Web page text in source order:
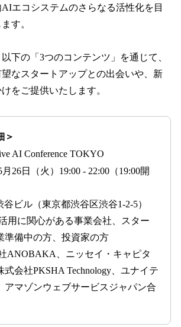
エコシステムのさらなる活性化を目
す。
下の「3つのコンテンツ」を通じて、
なスタートアップとの出会いや、新
をご提供いたします。
＞
AI Conference TOKYO
26日（火）19:00 - 22:00（19:00開
谷ビル（東京都渋谷区渋谷1-2-5）
用に関心がある事業会社、スター
準備中の方、投資家の方
ANOBAKA、ニッセイ・キャピタ
式会社PKSHA Technology、ユナイテ
アマゾンウェブサービスジャパン合